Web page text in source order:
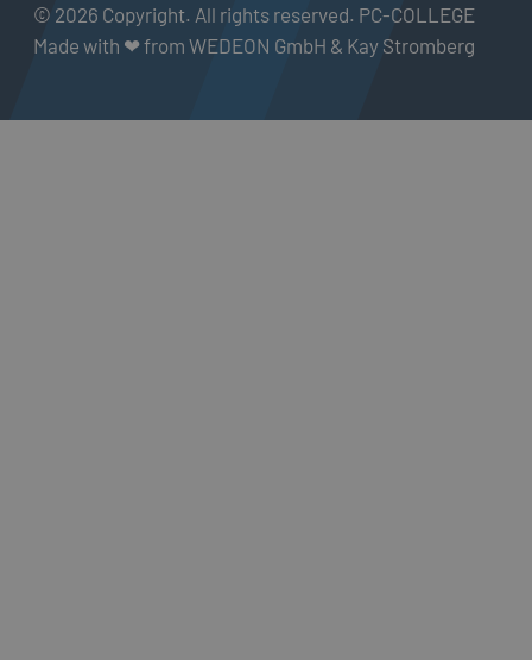
© 2026 Copyright. All rights reserved. PC-COLLEGE
Made with ❤ from WEDEON GmbH & Kay Stromberg